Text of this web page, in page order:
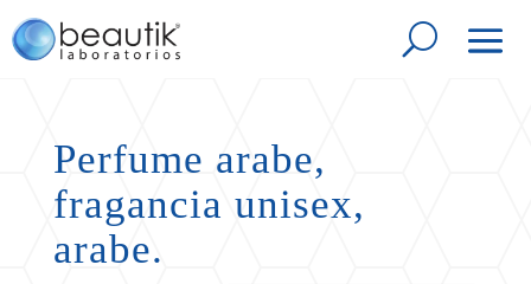
Perfume arabe,
fragancia unisex,
arabe.